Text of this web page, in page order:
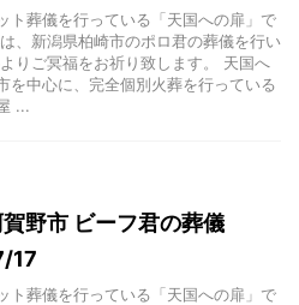
ト葬儀を行っている「天国への扉」で
、新潟県柏崎市のポロ君の葬儀を行い
りご冥福をお祈り致します。 天国へ
を中心に、完全個別火葬を行っている
...
賀野市 ビーフ君の葬儀
17
ト葬儀を行っている「天国への扉」で